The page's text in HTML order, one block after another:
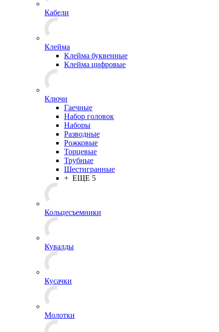
Кабели
Клейма
Клейма буквенные
Клейма цифровые
Ключи
Гаечные
Набор головок
Наборы
Разводные
Рожковые
Торцевые
Трубные
Шестигранные
+ ЕЩЕ 5
Кольцесъемники
Кувалды
Кусачки
Молотки